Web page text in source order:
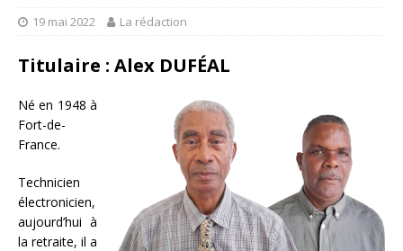
19 mai 2022 La rédaction
Titulaire : Alex DUFÉAL
Né en 1948 à
Fort-de-
France.
Technicien
électronicien,
aujourd’hui à
la retraite, il a